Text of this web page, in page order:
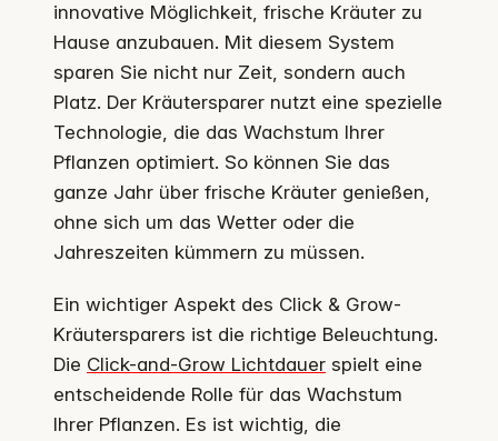
innovative Möglichkeit, frische Kräuter zu
Hause anzubauen. Mit diesem System
sparen Sie nicht nur Zeit, sondern auch
Platz. Der Kräutersparer nutzt eine spezielle
Technologie, die das Wachstum Ihrer
Pflanzen optimiert. So können Sie das
ganze Jahr über frische Kräuter genießen,
ohne sich um das Wetter oder die
Jahreszeiten kümmern zu müssen.
Ein wichtiger Aspekt des Click & Grow-
Kräutersparers ist die richtige Beleuchtung.
Die Click-and-Grow Lichtdauer spielt eine
entscheidende Rolle für das Wachstum
Ihrer Pflanzen. Es ist wichtig, die